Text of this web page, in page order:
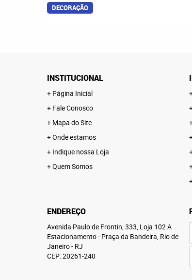
DECORAÇÃO
INSTITUCIONAL
Página Inicial
Fale Conosco
Mapa do Site
Onde estamos
Indique nossa Loja
Quem Somos
ENDEREÇO
Avenida Paulo de Frontin, 333, Loja 102 A
Estacionamento- Praça da Bandeira, Rio de
Janeiro- RJ
CEP: 20261-240